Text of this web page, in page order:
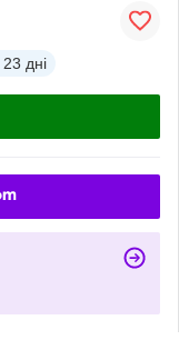
23 дні